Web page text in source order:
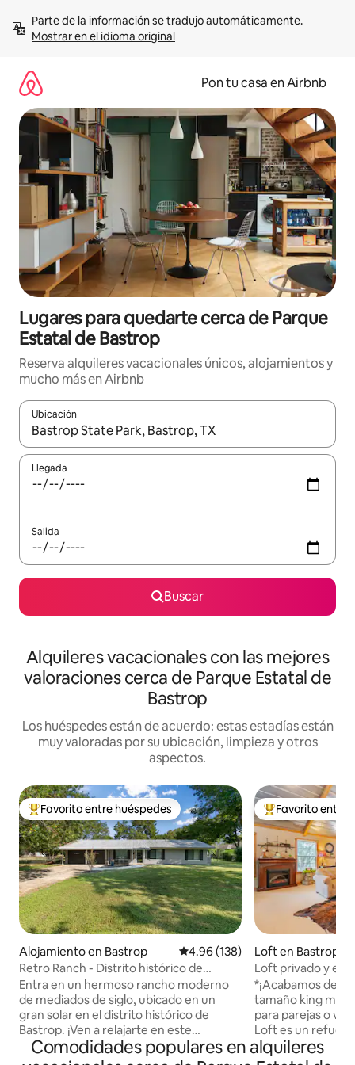
contenidoMostrar en el idioma original
Pon tu casa en Airbnb
Lugares para quedarte cerca de Parque
Estatal de Bastrop
Reserva alquileres vacacionales únicos, alojamientos y
mucho más en Airbnb
Ubicación
Cuando los resultados estén disponibles, navega con las
Llegada
Salida
Buscar
Alquileres vacacionales con las mejores
valoraciones cerca de Parque Estatal de
Bastrop
Los huéspedes están de acuerdo: estas estadías están
muy valoradas por su ubicación, limpieza y otros
aspectos.
Favorito entre huéspedes preferido
Favorito entre huéspedes
Alojamiento en Bastrop Calificación promedio: 4.96 de
4.96 (138)
Retro Ranch - Distrito histórico de
Bastrop
Entra en un hermoso rancho moderno
de mediados de siglo, ubicado en un
gran solar en el distrito histórico de
Bastrop. ¡Ven a relajarte en este
espacioso patio trasero, equipado con
una chimenea, porche cubierto y piscina
Favorito entre
Favorito entre
Loft en Bastrop
Loft privado y
di Serenita
*¡Acabamos de
tamaño king muy
para parejas o
Loft es un
sobre nuestro
Ranch di
Comodidades populares en alquileres